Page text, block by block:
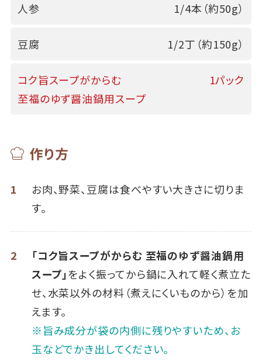
人参 1/4本（約50g）
豆腐 1/2丁（約150g）
コク旨スープがからむ
至福のゆず醤油鍋用スープ
1パック
作り方
1
お肉、野菜、豆腐は食べやすい大きさに切りま
す。
2
「コク旨スープがからむ 至福のゆず醤油鍋用
スープ」をよく振ってから鍋に入れて軽く煮立た
せ、水菜以外の材料（煮えにくいものから）を加
えます。
※旨み成分が袋の内側に残りやすいため、お
玉などでかき出してください。